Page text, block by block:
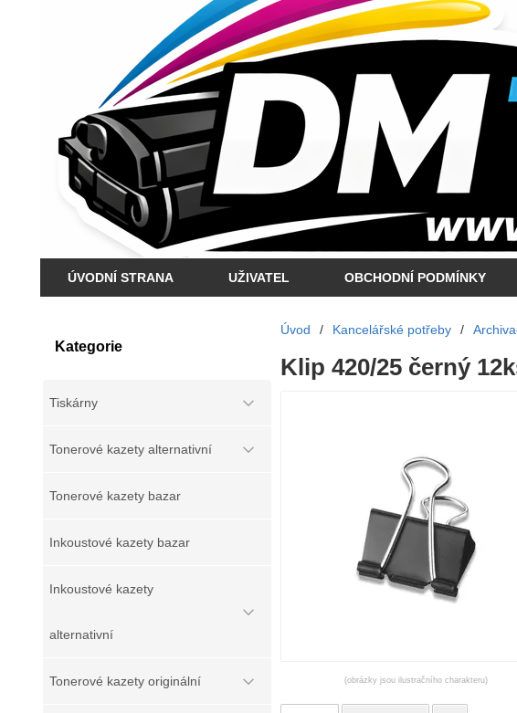
ÚVODNÍ STRANA UŽIVATEL OBCHODNÍ PODMÍNKY
Kategorie
Tiskárny
Tonerové kazety alternativní
Tonerové kazety bazar
Inkoustové kazety bazar
Inkoustové kazety
alternativní
Tonerové kazety originální
Úvod / Kancelářské potřeby /
Klip 420/25 černý
(obrázky jsou ilustračního charakteru)